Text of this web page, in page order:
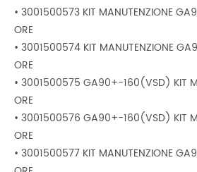
• 3001500573 KIT MANUTENZIONE
ORE
• 3001500574 KIT MANUTENZIONE
ORE
• 3001500575 GA90+-160(VSD) KIT
ORE
• 3001500576 GA90+-160(VSD) KIT
ORE
• 3001500577 KIT MANUTENZIONE